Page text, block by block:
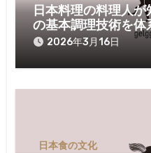
日本料理の料理人
の基本調理技術を体
2026年3月16日
日本食の文化